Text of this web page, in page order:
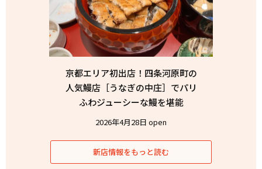
京都エリア初出店！四条河原町の
人気鰻店［うなぎの中庄］でパリ
ふわジューシーな鰻を堪能
2026年4月28日 open
新店情報をもっと読む